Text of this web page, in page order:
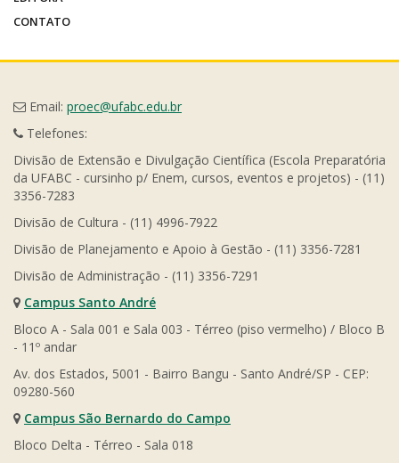
CONTATO
Email: proec@ufabc.edu.br
Telefones:
Divisão de Extensão e Divulgação Científica (Escola Preparatória
da UFABC - cursinho p/ Enem, cursos, eventos e projetos) - (11)
3356-7283
Divisão de Cultura - (11) 4996-7922
Divisão de Planejamento e Apoio à Gestão - (11) 3356-7281
Divisão de Administração - (11) 3356-7291
Campus Santo André
Bloco A - Sala 001 e Sala 003 - Térreo (piso vermelho) / Bloco B
- 11º andar
Av. dos Estados, 5001 - Bairro Bangu - Santo André/SP - CEP:
09280-560
Campus São Bernardo do Campo
Bloco Delta - Térreo - Sala 018